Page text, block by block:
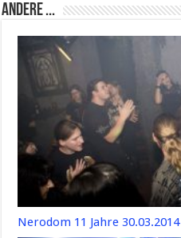
Andere ...
Nerodom 11 Jahre 30.03.2014